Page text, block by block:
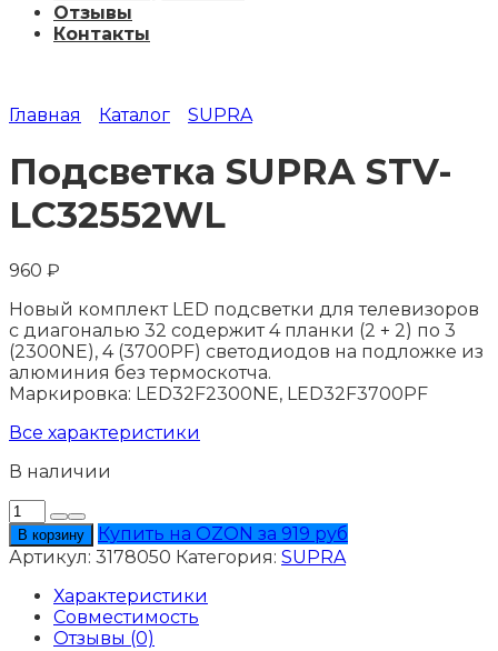
Отзывы
Контакты
Главная Каталог SUPRA
Подсветка SUPRA STV-
LC32552WL
960 ₽
Новый комплект LED подсветки для телевизоров
с диагональю 32 содержит 4 планки (2 + 2) по 3
(2300NE), 4 (3700PF) светодиодов на подложке из
алюминия без термоскотча.
Маркировка: LED32F2300NE, LED32F3700PF
Все характеристики
В наличии
Количество
товара
Подсветка
SUPRA
STV-
LC32552WL
В корзину
Купить на OZON за 919 руб
Артикул: 3178050 Категория: SUPRA
Характеристики
Совместимость
Отзывы (0)